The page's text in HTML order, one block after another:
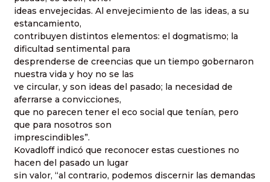
ideas envejecidas. Al envejecimiento de las ideas, a su
estancamiento,
contribuyen distintos elementos: el dogmatismo; la
dificultad sentimental para
desprenderse de creencias que un tiempo gobernaron
nuestra vida y hoy no se las
ve circular, y son ideas del pasado; la necesidad de
aferrarse a convicciones,
que no parecen tener el eco social que tenían, pero
que para nosotros son
imprescindibles”.
Kovadloff indicó que reconocer estas cuestiones no
hacen del pasado un lugar
sin valor, “al contrario, podemos discernir las demandas